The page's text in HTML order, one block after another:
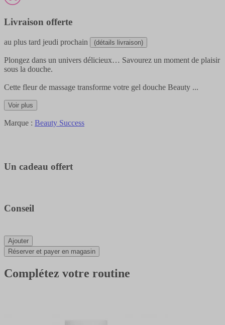
Livraison offerte
au plus tard jeudi prochain (détails livraison)
Plongez dans un univers délicieux… Savourez un moment de plaisir
sous la douche.
Cette fleur de massage transforme votre gel douche Beauty ...
Voir plus
Marque : Beauty Success
Un cadeau offert
Conseil
Ajouter
Réserver et payer en magasin
Complétez votre routine